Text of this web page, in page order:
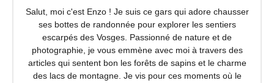
Salut, moi c'est Enzo ! Je suis ce gars qui adore chausser
ses bottes de randonnée pour explorer les sentiers
escarpés des Vosges. Passionné de nature et de
photographie, je vous emmène avec moi à travers des
articles qui sentent bon les forêts de sapins et le charme
des lacs de montagne. Je vis pour ces moments où le